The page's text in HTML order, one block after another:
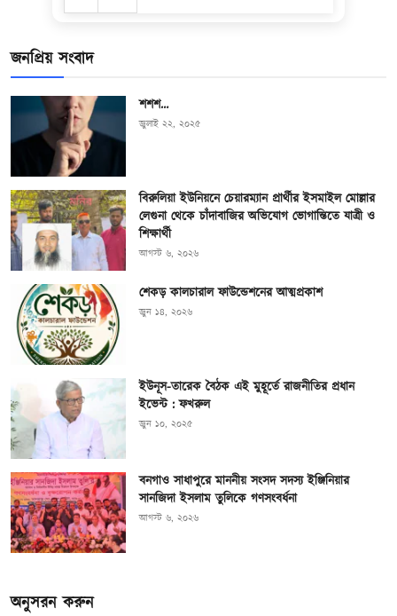
জনপ্রিয় সংবাদ
শশশ…
জুলাই ২২, ২০২৫
বিরুলিয়া ইউনিয়নে চেয়ারম্যান প্রার্থীর ইসমাইল মোল্লার
লেগুনা থেকে চাঁদাবাজির অভিযোগ ভোগান্তিতে যাত্রী ও
শিক্ষার্থী
আগস্ট ৬, ২০২৬
শেকড় কালচারাল ফাউন্ডেশনের আত্মপ্রকাশ
জুন ১৪, ২০২৬
ইউনূস-তারেক বৈঠক এই মুহূর্তে রাজনীতির প্রধান
ইভেন্ট : ফখরুল
জুন ১০, ২০২৫
বনগাও সাধাপুরে মাননীয় সংসদ সদস্য ইঞ্জিনিয়ার
সানজিদা ইসলাম তুলিকে গণসংবর্ধনা
আগস্ট ৬, ২০২৬
অনুসরন করুন